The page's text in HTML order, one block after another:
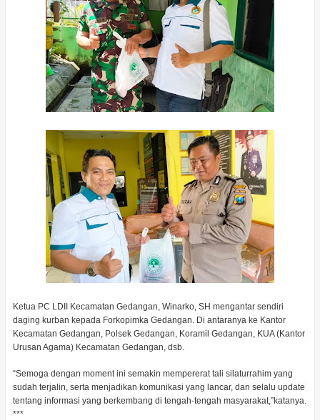
Ketua PC LDII Kecamatan Gedangan, Winarko, SH mengantar sendiri
daging kurban kepada Forkopimka Gedangan. Di antaranya ke Kantor
Kecamatan Gedangan, Polsek Gedangan, Koramil Gedangan, KUA (Kantor
Urusan Agama) Kecamatan Gedangan, dsb.
“Semoga dengan moment ini semakin mempererat tali silaturrahim yang
sudah terjalin, serta menjadikan komunikasi yang lancar, dan selalu update
tentang informasi yang berkembang di tengah-tengah masyarakat,”katanya.
***